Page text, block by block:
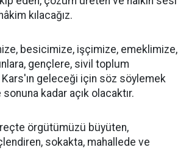
kılacağız.
besicimize, işçimize, emeklimize,
gençlere, sivil toplum
Kars'ın geleceği için söz söylemek
kadar açık olacaktır.
örgütümüzü büyüten,
sokakta, mahallede ve